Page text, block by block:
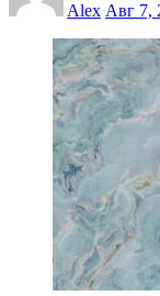
Alex Авг 7,